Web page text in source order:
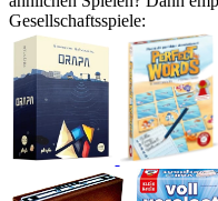
Gesellschaftsspiele: